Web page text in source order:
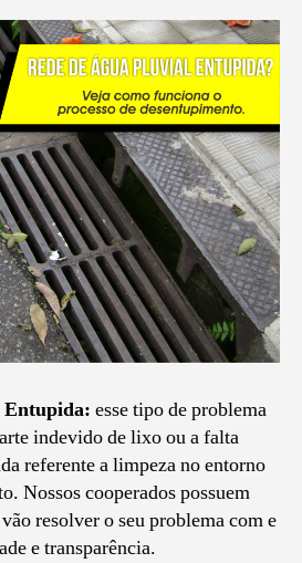
Entupida: esse tipo de problema
indevido de lixo ou a falta
referente a limpeza no entorno
Nossos cooperados possuem
resolver o seu problema com e
e transparência.